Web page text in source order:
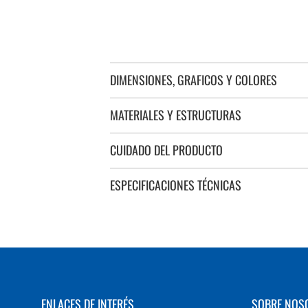
DIMENSIONES, GRAFICOS Y COLORES
MATERIALES Y ESTRUCTURAS
CUIDADO DEL PRODUCTO
ESPECIFICACIONES TÉCNICAS
ENLACES DE INTERÉS SOBRE